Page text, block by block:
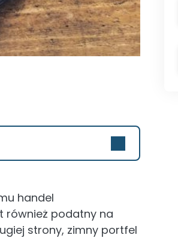
handel
również podatny na
strony, zimny portfel